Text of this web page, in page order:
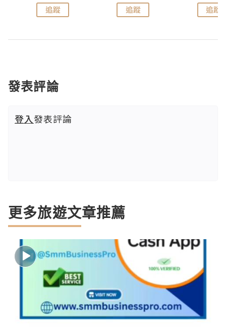
追蹤 追蹤 追蹤
發表評論
登入發表評論
更多旅遊文章推薦